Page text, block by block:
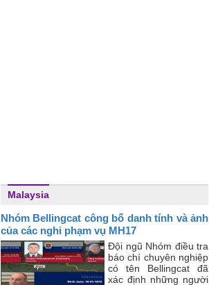
Malaysia
Nhóm Bellingcat công bố danh tính và ảnh
của các nghi phạm vụ MH17
Đội ngũ Nhóm điều tra
báo chí chuyên nghiệp
có tên Bellingcat đã
xác định những người